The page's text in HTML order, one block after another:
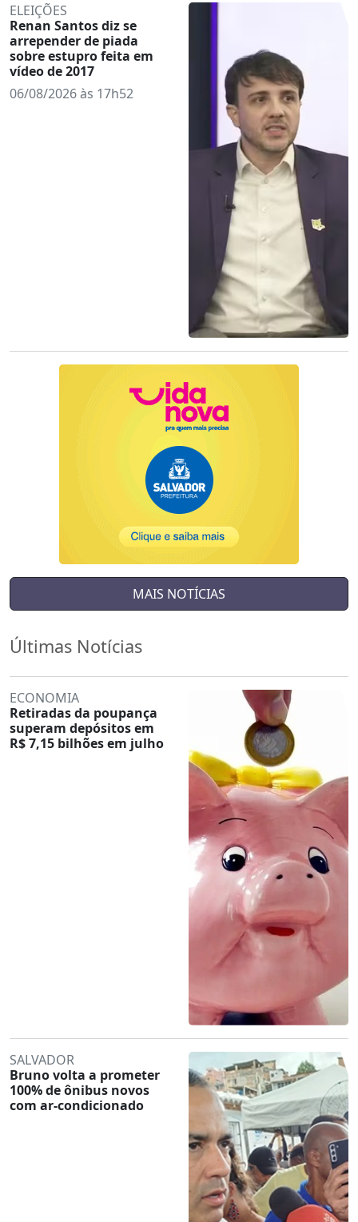
ELEIÇÕES
Renan Santos diz se
arrepender de piada
sobre estupro feita em
vídeo de 2017
06/08/2026 às 17h52
MAIS NOTÍCIAS
Últimas Notícias
ECONOMIA
Retiradas da poupança
superam depósitos em
R$ 7,15 bilhões em julho
SALVADOR
Bruno volta a prometer
100% de ônibus novos
com ar-condicionado